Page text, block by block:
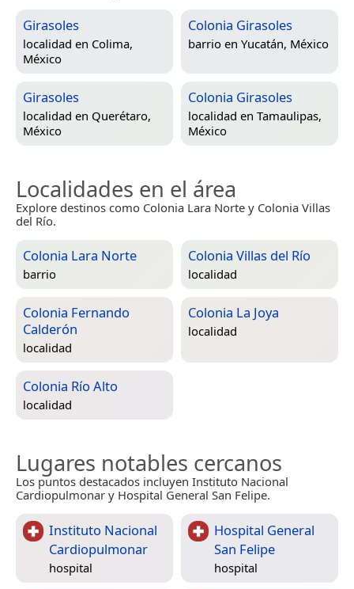
Girasoles
localidad en Colima,
México
Colonia Girasoles
barrio en Yucatán, México
Girasoles
localidad en Querétaro,
México
Colonia Girasoles
localidad en Tamaulipas,
México
Localidades en el área
Explore destinos como Colonia Lara Norte y Colonia Villas
del Río.
Colonia Lara Norte
barrio
Colonia Villas del Río
localidad
Colonia Fernando
Calderón
localidad
Colonia La Joya
localidad
Colonia Río Alto
localidad
Lugares notables cercanos
Los puntos destacados incluyen Instituto Nacional
Cardiopulmonar y Hospital General San Felipe.
Instituto Nacional
Cardiopulmonar
hospital
Hospital General
San Felipe
hospital